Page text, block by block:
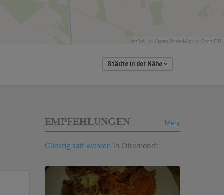
Leaflet | © OpenStreetMap © CartoDB
Städte in der Nähe
Mehr
EMPFEHLUNGEN
Günstig satt werden in Otterndorf: